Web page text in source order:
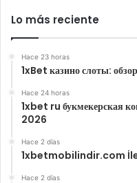
Lo más reciente
Hace 23 horas
1xBet казино слоты:
Hace 24 horas
1xbet ru букмекерская
2026
Hace 2 días
1xbetmobilindir.com
Hace 2 días